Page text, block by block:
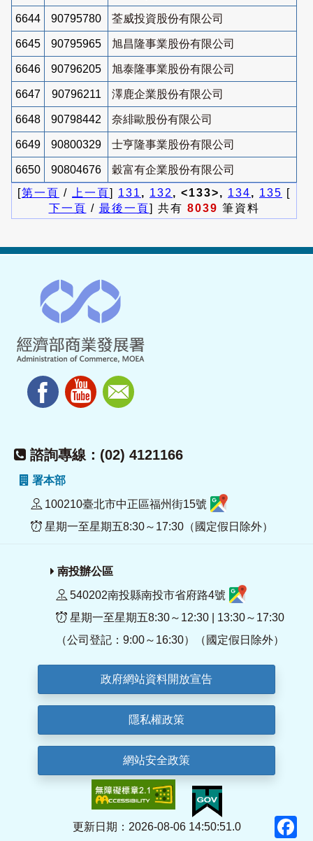
6644 90795780 荃威投資股份有限公司
6645 90795965 旭昌隆事業股份有限公司
6646 90796205 旭泰隆事業股份有限公司
6647 90796211 澤鹿企業股份有限公司
6648 90798442 奈緋歐股份有限公司
6649 90800329 士亨隆事業股份有限公司
6650 90804676
穀富有企業股份有限公司
[第一頁 / 上一頁] 131 , 132 , <133>, 134, 135 [
下一頁 / 最後一頁] 共有 8039 筆資料
諮詢專線：(02) 4121166
署本部
100210臺北市中正區福州街15號
星期一至星期五8:30～17:30（國定假日除外）
南投辦公區
540202南投縣南投市省府路4號
星期一至星期五8:30～12:30 | 13:30～17:30
（公司登記：9:00～16:30）（國定假日除外）
政府網站資料開放宣告
隱私權政策
網站安全政策
更新日期：2026-08-06 14:50:51.0